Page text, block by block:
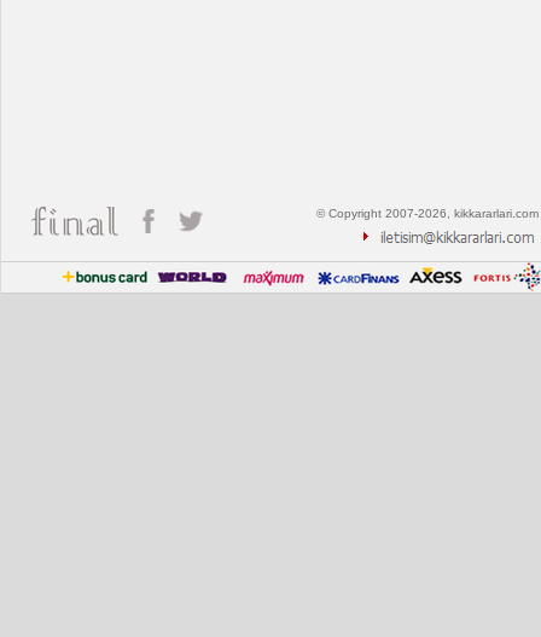
© Copyright 2007-2026,